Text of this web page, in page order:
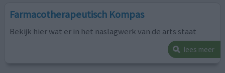
Farmacotherapeutisch Kompas
Bekijk hier wat er in het naslagwerk van de arts staat
lees meer